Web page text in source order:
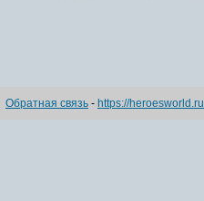
Обратная связь - https://heroesworld.ru